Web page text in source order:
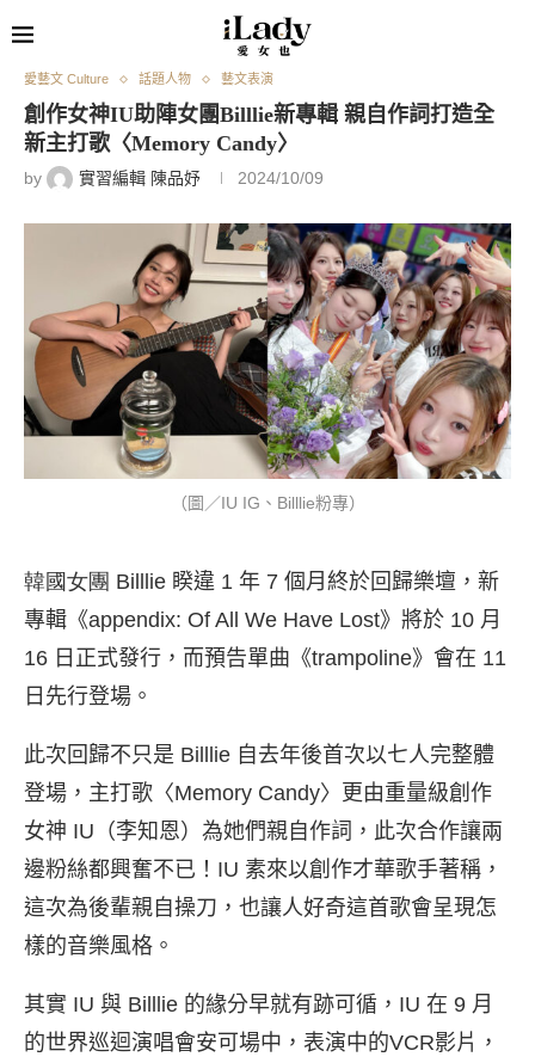
愛藝文 Culture 話題人物 藝文表演
創作女神IU助陣女團Billlie新專輯 親自作詞打造全
新主打歌〈Memory Candy〉
by 實習編輯 陳品妤 2024/10/09
（圖／IU IG、Billlie粉專）
韓國女團 Billlie 睽違 1 年 7 個月終於回歸樂壇，新
專輯《appendix: Of All We Have Lost》將於 10 月
16 日正式發行，而預告單曲《trampoline》會在 11
日先行登場。
此次回歸不只是 Billlie 自去年後首次以七人完整體
登場，主打歌〈Memory Candy〉更由重量級創作
女神 IU （李知恩）為她們親自作詞，此次合作讓兩
邊粉絲都興奮不已！ IU 素來以創作才華歌手著稱，
這次為後輩親自操刀，也讓人好奇這首歌會呈現怎
樣的音樂風格。
其實 IU 與 Billlie 的緣分早就有跡可循，IU 在 9 月
的世界巡迴演唱會安可場中，表演中的VCR影片，